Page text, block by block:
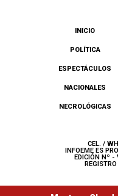
INICIO
POLÍTICA
ESPECTÁCULOS
NACIONALES
NECROLÓGICAS
CEL. /
INFOEME ES
EDICIÓN Nº -